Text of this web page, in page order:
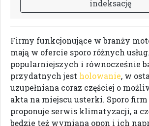
indeksację
Firmy funkcjonujące w branży
mają w ofercie sporo różnych
popularniejszych i równocześnie
przydatnych jest holowanie, w
uzupełniana coraz częściej o
akta na miejscu usterki. Sporo
proponuje serwis klimatyzacji, a
będzie też wymiana opon i ich